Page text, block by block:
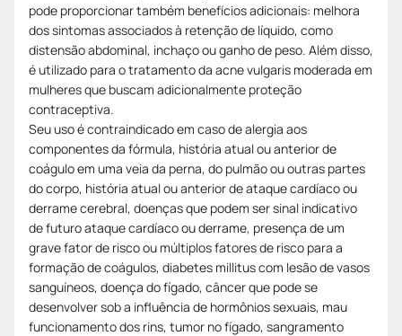
pode proporcionar também benefícios adicionais: melhora
dos sintomas associados à retenção de líquido, como
distensão abdominal, inchaço ou ganho de peso. Além disso,
é utilizado para o tratamento da acne vulgaris moderada em
mulheres que buscam adicionalmente proteção
contraceptiva.
Seu uso é contraindicado em caso de alergia aos
componentes da fórmula, história atual ou anterior de
coágulo em uma veia da perna, do pulmão ou outras partes
do corpo, história atual ou anterior de ataque cardíaco ou
derrame cerebral, doenças que podem ser sinal indicativo
de futuro ataque cardíaco ou derrame, presença de um
grave fator de risco ou múltiplos fatores de risco para a
formação de coágulos, diabetes millitus com lesão de vasos
sanguíneos, doença do fígado, câncer que pode se
desenvolver sob a influência de hormônios sexuais, mau
funcionamento dos rins, tumor no fígado, sangramento